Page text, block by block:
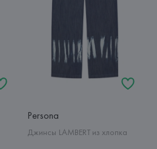
Persona
Джинсы LAMBERT из хлопка